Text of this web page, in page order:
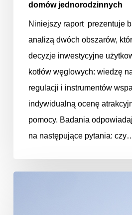
domów jednorodzinnych
Niniejszy raport prezentuje
analizą dwóch obszarów,
decyzje inwestycyjne
kotłów węglowych: wiedzę
regulacji i instrumentów
indywidualną ocenę
pomocy. Badania
na następujące pytania: